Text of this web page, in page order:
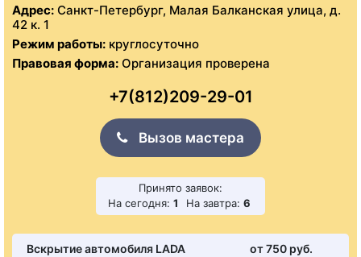
Адрес: Санкт-Петербург, Малая Балканская улица, д.
42 к. 1
Режим работы: круглосуточно
Правовая форма: Организация проверена
+7(812)209-29-01
Вызов мастера
Принято заявок:
На сегодня: 1 На завтра: 6
Вскрытие автомобиля LADA
от 750 pуб.